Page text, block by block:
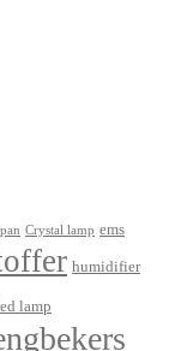
Crystal lamp ems
humidifier
lamp